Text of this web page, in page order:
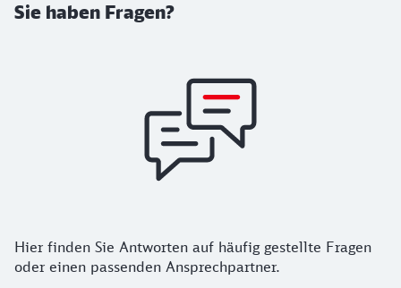
Sie haben Fragen?
Hier finden Sie Antworten auf häufig gestellte Fragen
oder einen passenden Ansprechpartner.